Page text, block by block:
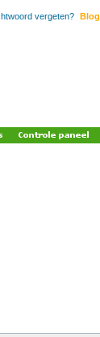
vergeten? Blog